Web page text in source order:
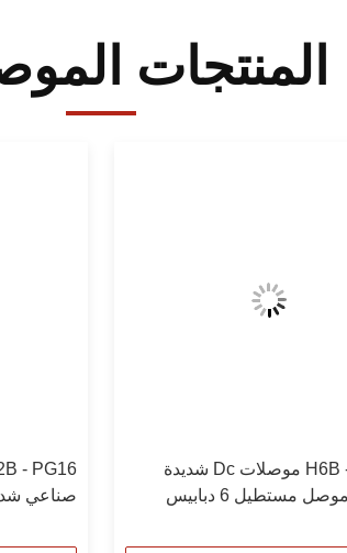
المنتجات
H6B - BK - 1L موصلات Dc شديدة
التحمل ، موصل مستطيل 6 دبابيس
صناعي